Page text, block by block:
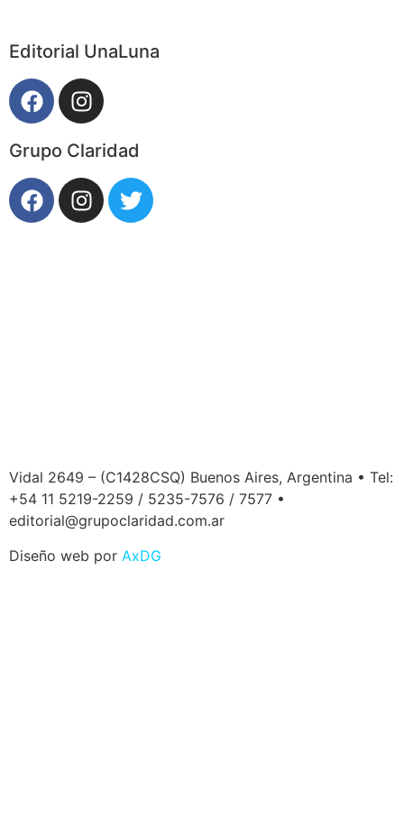
Editorial UnaLuna
Grupo Claridad
Vidal 2649 – (C1428CSQ) Buenos Aires, Argentina • Tel:
+54 11 5219-2259 / 5235-7576 / 7577 •
editorial@grupoclaridad.com.ar
Diseño web por AxDG